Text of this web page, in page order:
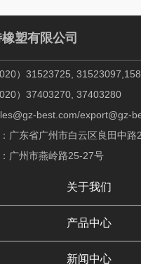
塑有限公司
）31523725,
）37403270, 37403280
best.com/export@gz-
广东省广州市白云区良田中路
广州市燕岭路25-27号
关于我们
产品中心
新闻中心